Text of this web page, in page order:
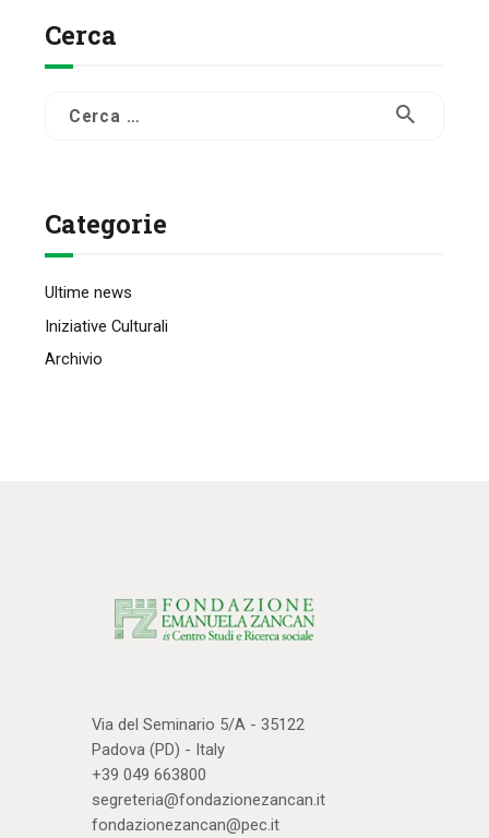
Cerca
Categorie
Ultime news
Iniziative Culturali
Archivio
Via del Seminario 5/A - 35122
Padova (PD) - Italy
+39 049 663800
segreteria@fondazionezancan.it
fondazionezancan@pec.it